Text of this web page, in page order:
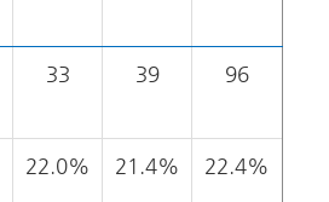
33 39 96
22.0% 21.4% 22.4%